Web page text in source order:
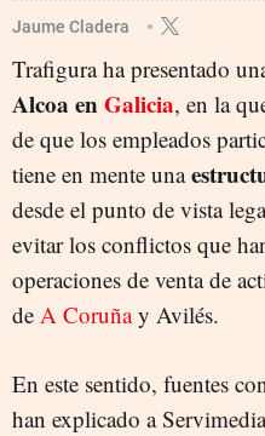
Jaume Cladera
Trafigura ha presentado
Alcoa enGalicia, en la
de que los empleados
tiene en mente una
desde el punto de vista
evitar los conflictos que
operaciones de venta de
de A Coruñay Avilés.
En este sentido, fuentes
han explicado a